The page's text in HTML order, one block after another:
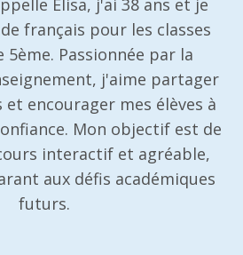
Elisa, j'ai 38 ans et je
français pour les classes
5ème. Passionnée par la
j'aime partager
encourager mes élèves à
Mon objectif est de
interactif et agréable,
aux défis académiques
futurs.